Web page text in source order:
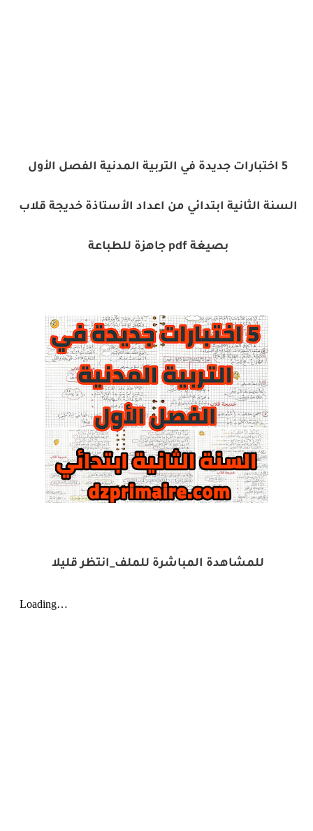
5 اختبارات جديدة في التربية المدنية الفصل الأول
السنة الثانية ابتدائي من اعداد الأستاذة خديجة قلاب
بصيغة pdf جاهزة للطباعة
للمشاهدة المباشرة للملف_انتظر قليلا